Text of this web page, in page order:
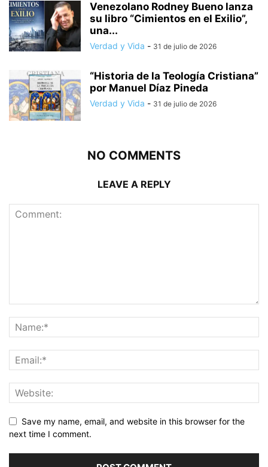
Venezolano Rodney Bueno lanza
su libro “Cimientos en el Exilio”,
una...
Verdad y Vida - 31 de julio de 2026
“Historia de la Teología Cristiana”
por Manuel Díaz Pineda
Verdad y Vida - 31 de julio de 2026
NO COMMENTS
LEAVE A REPLY
Save my name, email, and website in this browser for the
next time I comment.